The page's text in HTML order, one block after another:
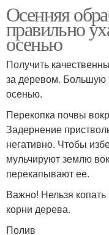
Осенняя
правильно
осенью
Получить
за деревом. Большую
осенью.
Перекопка почвы
Задернение
негативно. Чтобы
мульчируют землю
перекапывают ее.
Важно! Нельзя
корни дерева.
Полив